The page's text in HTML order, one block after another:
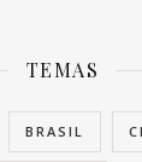
TEMAS
BRASIL